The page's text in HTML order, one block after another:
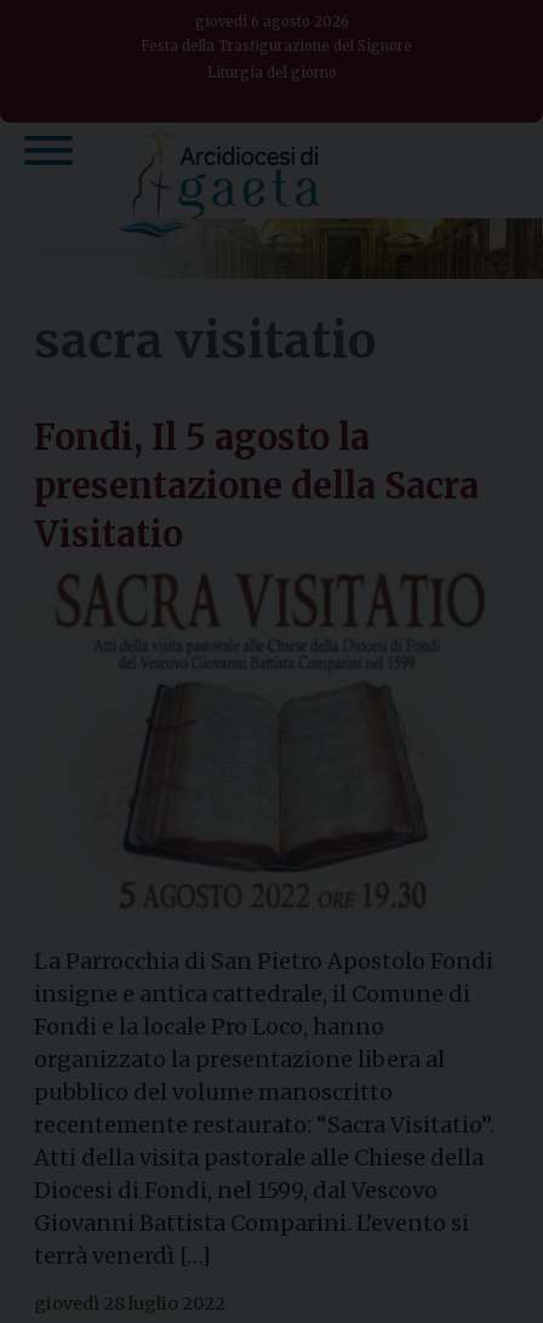
giovedì 6 agosto 2026
Festa della Trasfigurazione del Signore
Liturgia del giorno
sacra visitatio
Fondi, Il 5 agosto la
presentazione della Sacra
Visitatio
La Parrocchia di San Pietro Apostolo Fondi
insigne e antica cattedrale, il Comune di
Fondi e la locale Pro Loco, hanno
organizzato la presentazione libera al
pubblico del volume manoscritto
recentemente restaurato: “Sacra Visitatio”.
Atti della visita pastorale alle Chiese della
Diocesi di Fondi, nel 1599, dal Vescovo
Giovanni Battista Comparini. L’evento si
terrà venerdì […]
giovedì 28 luglio 2022